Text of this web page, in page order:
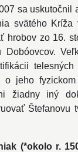
sa uskutočnil
svätého
hrobov zo 16.
Dobóovcov.
telesných
jeho fyzickom
žiadny iný
Štefanovu
(*okolo r.